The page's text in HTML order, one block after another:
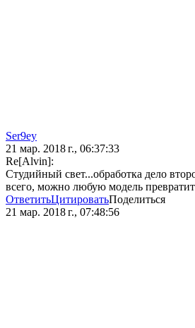
Ser9ey
21 мар. 2018 г., 06:37:33
Re[Alvin]:
Студийный свет...обработка дело
всего, можно любую модель
ОтветитьЦитироватьПоделиться
21 мар. 2018 г., 07:48:56